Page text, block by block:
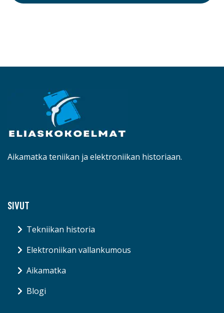
Aikamatka teniikan ja elektroniikan historiaan.
SIVUT
Tekniikan historia
Elektroniikan vallankumous
Aikamatka
Blogi